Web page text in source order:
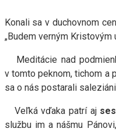
Konali sa v duchovnom
„Budem verným Kristovým
Meditácie nad
v tomto peknom, tichom a
sa o nás postarali saleziáni
Veľká vďaka patrí aj
službu im a nášmu